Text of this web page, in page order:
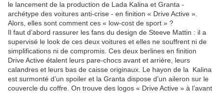
le lancement de la production de Lada Kalina et Granta -
archétype des voitures anti-crise - en finition « Drive Active ».
Alors, elles sont comment ces « low-cost de sport » ?
Il faut d’abord rassurer les fans du design de Steeve Mattin : il a
supervisé le look de ces deux voitures et elles ne souffrent ni de
simplifications ni de compromis. Ces deux berlines en finition
Drive Active étalent leurs pare-chocs avant et arrière, leurs
calandres et leurs bas de caisse originaux. Le hayon de la Kalina
est surmonté d’un spoiler et la Granta dispose d’un aileron sur le
couvercle du coffre. On trouve des logos « Drive Active » à l’avant